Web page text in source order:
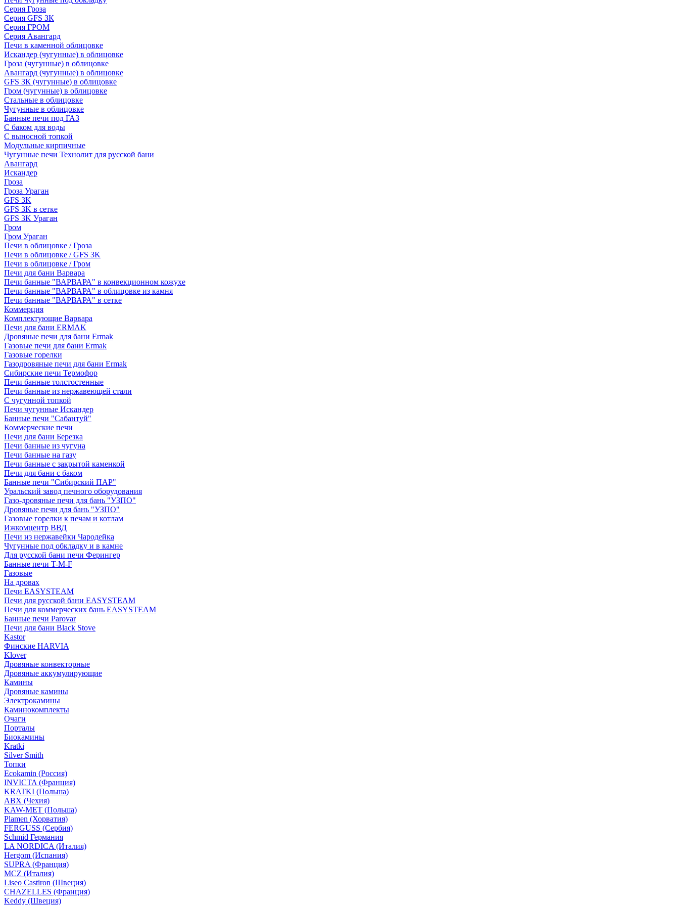
Серия Гроза
Серия GFS ЗК
Серия ГРОМ
Серия Авангард
Печи в каменной облицовке
Искандер (чугунные) в облицовке
Гроза (чугунные) в облицовке
Авангард (чугунные) в облицовке
GFS ЗК (чугунные) в облицовке
Гром (чугунные) в облицовке
Стальные в облицовке
Чугунные в облицовке
Банные печи под ГАЗ
С баком для воды
С выносной топкой
Модульные кирпичные
Чугунные печи Технолит для русской бани
Авангард
Искандер
Гроза
Гроза Ураган
GFS 3K
GFS 3K в сетке
GFS 3K Ураган
Гром
Гром Ураган
Печи в облицовке / Гроза
Печи в облицовке / GFS 3K
Печи в облицовке / Гром
Печи для бани Варвара
Печи банные "ВАРВАРА" в конвекционном кожухе
Печи банные "ВАРВАРА" в облицовке из камня
Печи банные "ВАРВАРА" в сетке
Коммерция
Комплектующие Варвара
Печи для бани ERMAK
Дровяные печи для бани Ermak
Газовые печи для бани Ermak
Газовые горелки
Газодровяные печи для бани Ermak
Сибирские печи Термофор
Печи банные толстостенные
Печи банные из нержавеющей стали
С чугунной топкой
Печи чугунные Искандер
Банные печи "Сабантуй"
Коммерческие печи
Печи для бани Березка
Печи банные из чугуна
Печи банные на газу
Печи банные с закрытой каменкой
Печи для бани с баком
Банные печи "Сибирский ПАР"
Уральский завод печного оборудования
Газо-дровяные печи для бань "УЗПО"
Дровяные печи для бань "УЗПО"
Газовые горелки к печам и котлам
Ижкомцентр ВВД
Печи из нержавейки Чародейка
Чугунные под обкладку и в камне
Для русской бани печи Ферингер
Банные печи T-M-F
Газовые
На дровах
Печи EASYSTEAM
Печи для русской бани EASYSTEAM
Печи для коммерческих бань EASYSTEAM
Банные печи Parovar
Печи для бани Black Stove
Kastor
Финские HARVIA
Klover
Дровяные конвекторные
Дровяные аккумулирующие
Камины
Дровяные камины
Электрокамины
Каминокомплекты
Очаги
Порталы
Биокамины
Kratki
Silver Smith
Топки
Ecokamin (Россия)
INVICTA (Франция)
KRATKI (Польша)
ABX (Чехия)
KAW-MET (Польша)
Plamen (Хорватия)
FERGUSS (Сербия)
Schmid Германия
LA NORDICA (Италия)
Hergom (Испания)
SUPRA (Франция)
MCZ (Италия)
Liseo Castiron (Швеция)
CHAZELLES (Франция)
Keddy (Швеция)